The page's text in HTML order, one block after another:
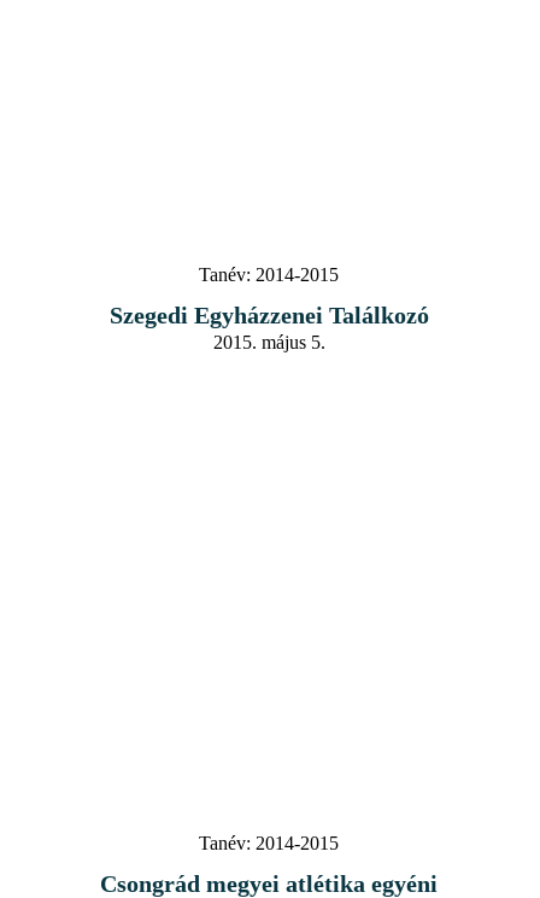
Tanév: 2014-2015
Szegedi Egyházzenei Találkozó
2015. május 5.
Tanév: 2014-2015
Csongrád megyei atlétika egyéni